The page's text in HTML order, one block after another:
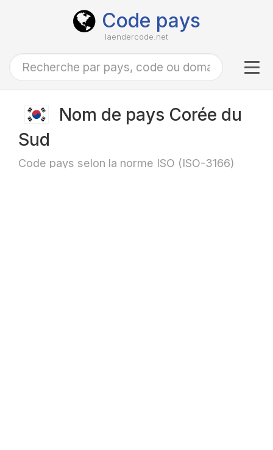
Code pays
laendercode.net
Nom de pays Corée du
Sud
Code pays selon la norme ISO (ISO-3166)